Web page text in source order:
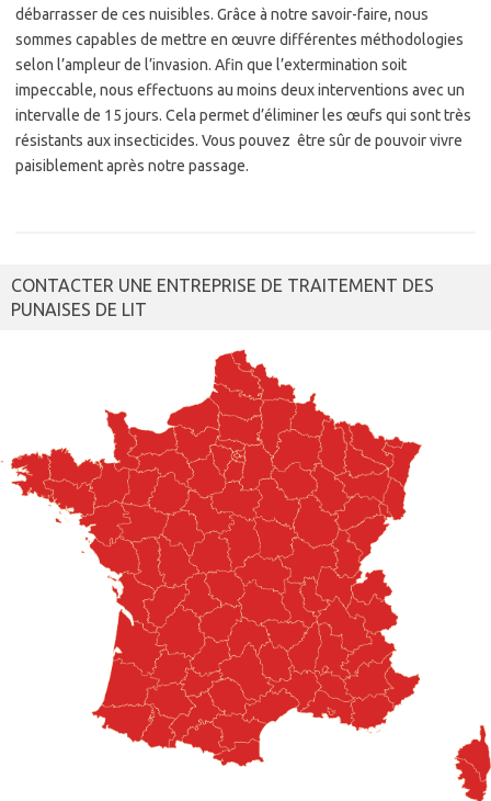
débarrasser de ces nuisibles. Grâce à notre savoir-faire, nous
sommes capables de mettre en œuvre différentes méthodologies
selon l’ampleur de l’invasion. Afin que l’extermination soit
impeccable, nous effectuons au moins deux interventions avec un
intervalle de 15 jours. Cela permet d’éliminer les œufs qui sont très
résistants aux insecticides. Vous pouvez être sûr de pouvoir vivre
paisiblement après notre passage.
CONTACTER UNE ENTREPRISE DE TRAITEMENT DES
PUNAISES DE LIT